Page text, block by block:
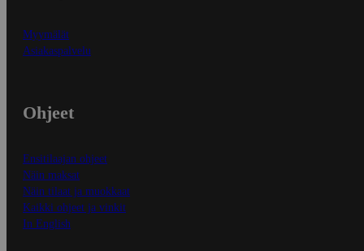
Myymälät
Asiakaspalvelu
Ohjeet
Ensitilaajan ohjeet
Näin maksat
Näin tilaat ja muokkaat
Kaikki ohjeet ja vinkit
In English